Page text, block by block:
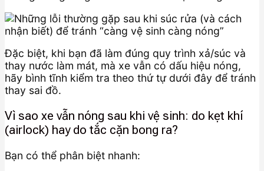
Đặc biệt, khi bạn đã làm đúng quy trình xả/súc và
thay nước làm mát, mà xe vẫn có dấu hiệu nóng,
hãy bình tĩnh kiểm tra theo thứ tự dưới đây để tránh
thay sai đồ.
Vì sao xe vẫn nóng sau khi vệ sinh: do kẹt khí
(airlock) hay do tắc cặn bong ra?
Bạn có thể phân biệt nhanh: